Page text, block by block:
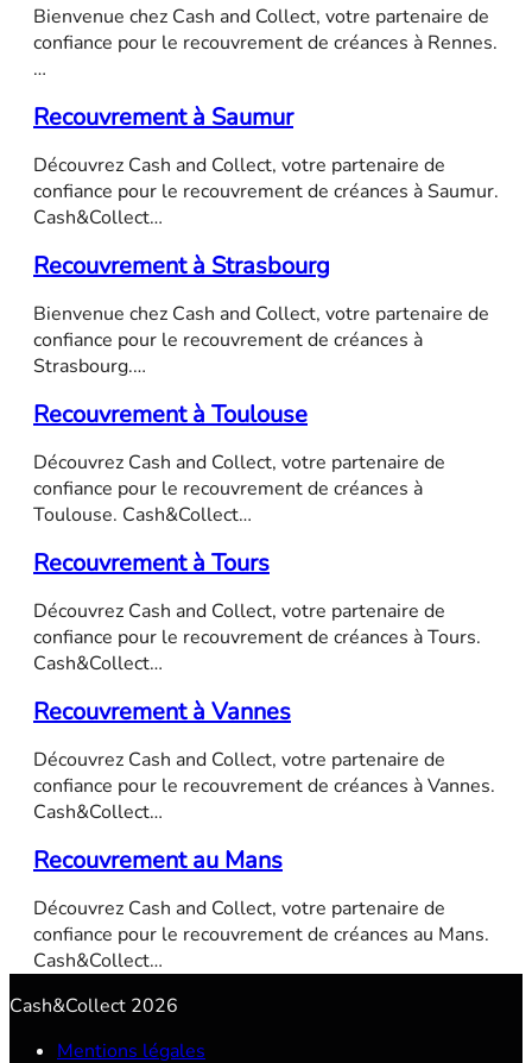
Bienvenue chez Cash and Collect, votre partenaire de
confiance pour le recouvrement de créances à Rennes.
…
Recouvrement à Saumur
Découvrez Cash and Collect, votre partenaire de
confiance pour le recouvrement de créances à Saumur.
Cash&Collect…
Recouvrement à Strasbourg
Bienvenue chez Cash and Collect, votre partenaire de
confiance pour le recouvrement de créances à
Strasbourg.…
Recouvrement à Toulouse
Découvrez Cash and Collect, votre partenaire de
confiance pour le recouvrement de créances à
Toulouse. Cash&Collect…
Recouvrement à Tours
Découvrez Cash and Collect, votre partenaire de
confiance pour le recouvrement de créances à Tours.
Cash&Collect…
Recouvrement à Vannes
Découvrez Cash and Collect, votre partenaire de
confiance pour le recouvrement de créances à Vannes.
Cash&Collect…
Recouvrement au Mans
Découvrez Cash and Collect, votre partenaire de
confiance pour le recouvrement de créances au Mans.
Cash&Collect…
Cash&Collect 2026
Mentions légales